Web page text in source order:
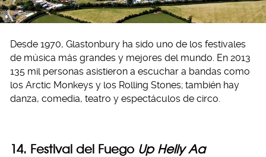
Desde 1970, Glastonbury ha sido uno de los festivales
de música más grandes y mejores del mundo. En 2013
135 mil personas asistieron a escuchar a bandas como
los Arctic Monkeys y los Rolling Stones; también hay
danza, comedia, teatro y espectáculos de circo.
14. Festival del Fuego Up Helly Aa